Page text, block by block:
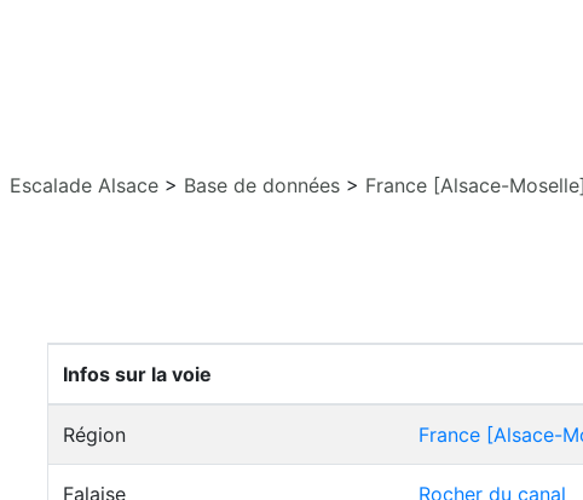
Escalade Alsace > Base de données > France [Alsace-Moselle]
Infos sur la voie
Région France [Alsace-
Falaise Rocher du canal